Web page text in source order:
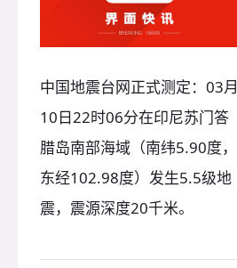
中国地震台网正式测定：03月
10日22时06分在印尼苏门答
腊岛南部海域（南纬5.90度，
东经102.98度）发生5.5级地
震，震源深度20千米。